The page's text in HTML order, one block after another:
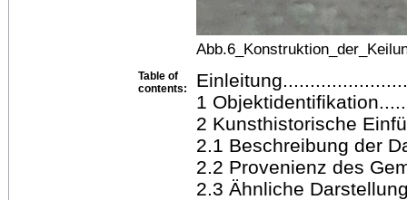
Table of
contents:
1
2 Kunsthistorische
2.1 Beschreibung der
2.2 Provenienz des
2.3 Ähnliche